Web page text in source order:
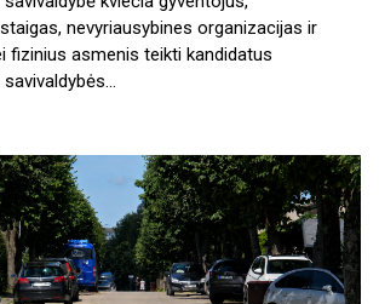
nevyriausybines organizacijas ir
fizinius asmenis teikti kandidatus